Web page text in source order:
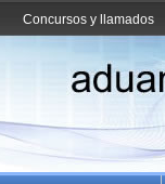
Concursos y llamados